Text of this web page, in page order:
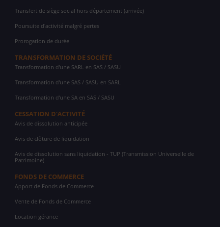
Transfert de siège social hors département (arrivée)
Poursuite d'activité malgré pertes
Prorogation de durée
TRANSFORMATION DE SOCIÉTÉ
Transformation d'une SARL en SAS / SASU
Transformation d'une SAS / SASU en SARL
Transformation d'une SA en SAS / SASU
CESSATION D'ACTIVITÉ
Avis de dissolution anticipée
Avis de clôture de liquidation
Avis de dissolution sans liquidation - TUP (Transmission Universelle de
Patrimoine)
FONDS DE COMMERCE
Apport de Fonds de Commerce
Vente de Fonds de Commerce
Location gérance